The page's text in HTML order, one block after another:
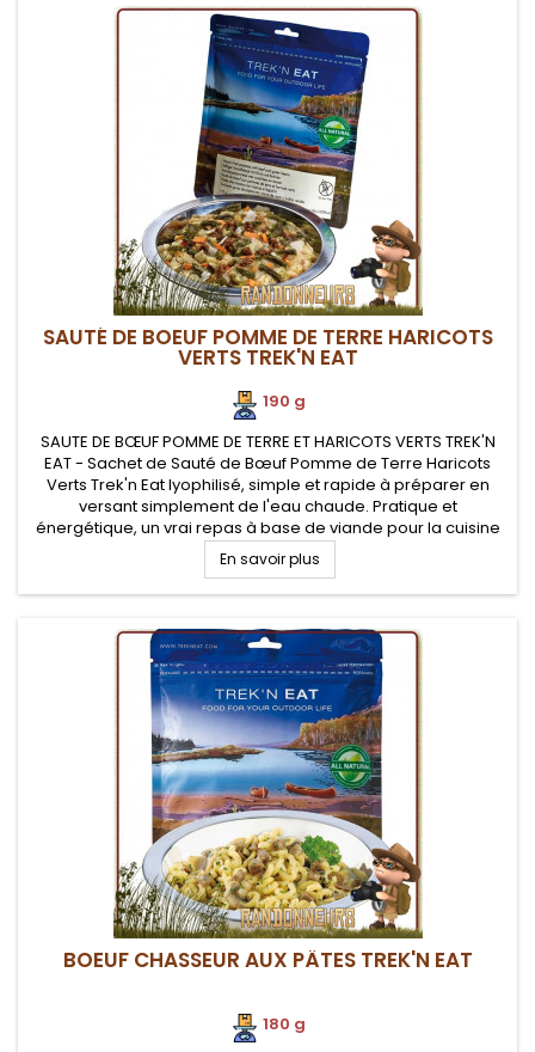
SAUTÉ DE BOEUF POMME DE TERRE HARICOTS
VERTS TREK'N EAT
190 g
SAUTE DE BŒUF POMME DE TERRE ET HARICOTS VERTS TREK'N
EAT - Sachet de Sauté de Bœuf Pomme de Terre Haricots
Verts Trek'n Eat lyophilisé, simple et rapide à préparer en
versant simplement de l'eau chaude. Pratique et
énergétique, un vrai repas à base de viande pour la cuisine
de randonnée et le bivouac léger.
En savoir plus
BOEUF CHASSEUR AUX PÂTES TREK'N EAT
180 g